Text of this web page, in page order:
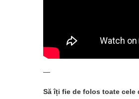
—
Să îți fie de folos toate cele